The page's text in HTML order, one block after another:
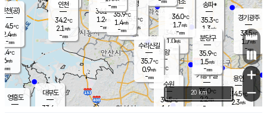
의도
℃
m/s
mm
영흥도
과천
34.4℃
1.0m/s
- mm
용인
34.5℃
2.3m/s
경기광주
33.5℃
1.7m/s
-mm
대부도
33.6
-mm
의왕
- ℃
m/s
mm
광명
35.5 ℃
1.7 m/s
-mm
36.1℃
1.2m/s
-mm
35.9℃
1.4m/s
-mm
송파*
35.3℃
1.3m/s
-mm
36.0℃
1.7m/s
-mm
기흥구갈
35.0℃
2.2m/s
-
수리산길
35.7℃
0.9m/s
-mm
분당구
35.9℃
1.5m/s
-mm
인천(공)
34.5℃
2.4m/s
-mm
-mm
수원
34.5℃
1.6 m/s
인천
34.2℃
2.1 m/s
-mm
+
−
20 km